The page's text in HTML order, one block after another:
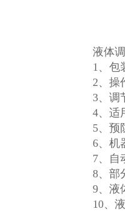
液体
1、包
2、操
3、调
4、适
5、预
6、机
7、自
8、部
9、液
10、